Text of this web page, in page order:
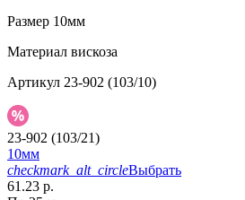
Размер 10мм
Материал вискоза
Артикул 23-902 (103/10)
23-902 (103/21)
10мм
checkmark_alt_circleВыбрать
61.23 р.